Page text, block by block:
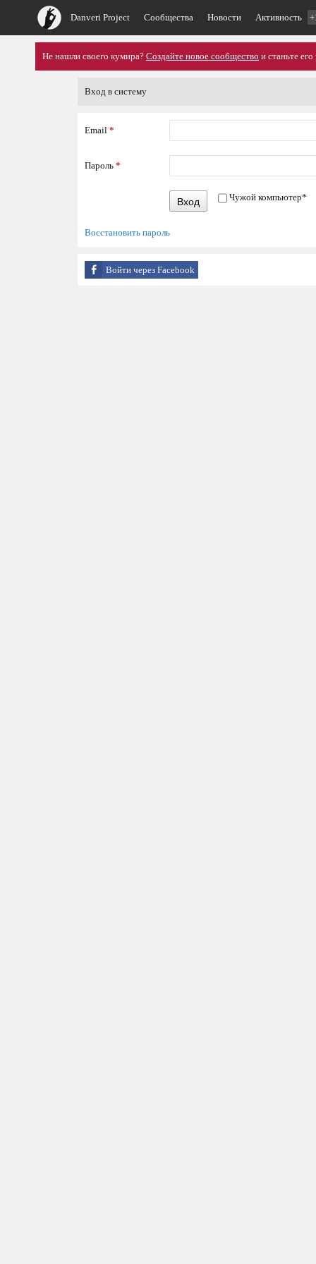
Danveri Project Сообщества Новости Активность
Не нашли своего кумира? Создайте новое сообщество и станьте
Вход в систему
Email *
Пароль *
Вход Чужой компьютер*
Восстановить пароль
Войти через Facebook